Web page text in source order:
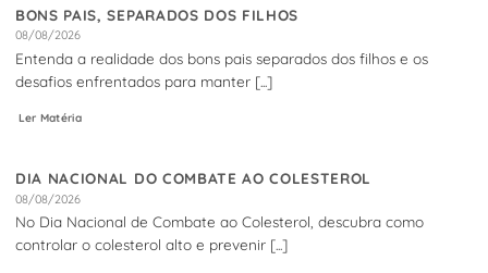
BONS PAIS, SEPARADOS DOS FILHOS
08/08/2026
Entenda a realidade dos bons pais separados dos filhos e os
desafios enfrentados para manter [...]
Ler Matéria
DIA NACIONAL DO COMBATE AO COLESTEROL
08/08/2026
No Dia Nacional de Combate ao Colesterol, descubra como
controlar o colesterol alto e prevenir [...]